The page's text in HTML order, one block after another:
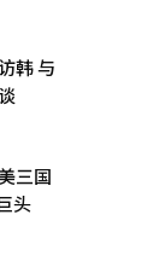
韩 与
三国
头